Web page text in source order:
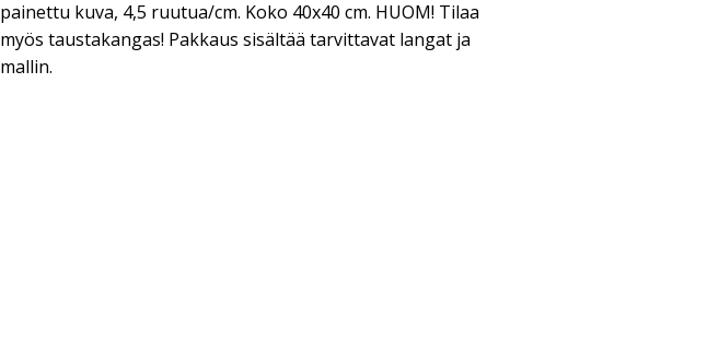
painettu kuva, 4,5 ruutua/cm. Koko 40x40 cm. HUOM! Tilaa
myös taustakangas! Pakkaus sisältää tarvittavat langat ja
mallin.